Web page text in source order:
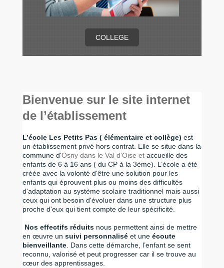
COLLEGE
Bienvenue sur le site internet
de l’établissement
L’école Les Petits Pas ( élémentaire et collège) est
un établissement privé hors contrat. Elle se situe dans la
commune d'Osny dans le Val d'Oise et accueille des
enfants de 6 à 16 ans ( du CP à la 3ème). L’école a été
créée avec la volonté d'être une solution pour les
enfants qui éprouvent plus ou moins des difficultés
d'adaptation au système scolaire traditionnel mais aussi
ceux qui ont besoin d'évoluer dans une structure plus
proche d'eux qui tient compte de leur spécificité.
Nos effectifs réduits nous permettent ainsi de mettre
en œuvre un suivi personnalisé et une écoute
bienveillante. Dans cette démarche, l’enfant se sent
reconnu, valorisé et peut progresser car il se trouve au
cœur des apprentissages.